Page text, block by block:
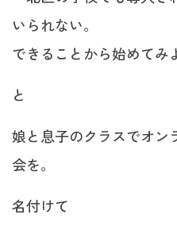
いられない。
できることから始めてみ
と
娘と息子のクラスでオン
会を。
名付けて